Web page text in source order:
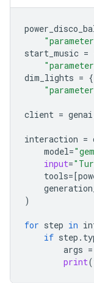
start_music =
dim_lights = {
client = genai
interaction =
model=
input=
tools= [
)
for step in
if step .
args =
print(